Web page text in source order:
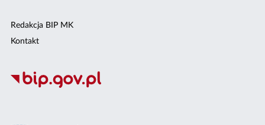
Redakcja BIP MK
Kontakt